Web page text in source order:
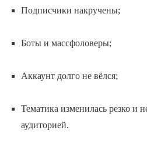
Подписчики накручены;
Боты и массфоловеры;
Аккаунт долго не вёлся;
Тематика изменилась резко и
аудиторией.